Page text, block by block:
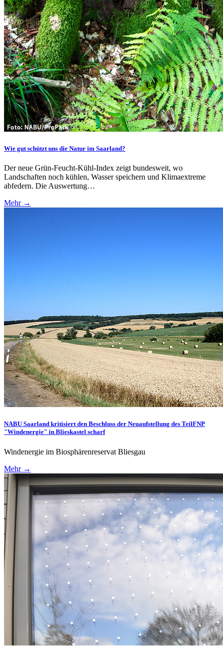
Wie gut schützt uns die Natur im Saarland?
Der neue Grün-Feucht-Kühl-Index zeigt bundesweit, wo
Landschaften noch kühlen, Wasser speichern und Klimaextreme
abfedern. Die Auswertung…
Mehr →
NABU Saarland kritisiert den Beschluss der Neuaufstellung des TeilFNP
"Windenergie" in Blieskastel scharf
Windenergie im Biosphärenreservat Bliesgau
Mehr →